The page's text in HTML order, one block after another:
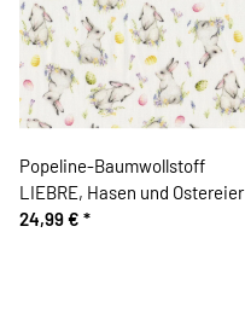
Popeline-Baumwollstoff
LIEBRE, Hasen und Ostereier
24,99 € *